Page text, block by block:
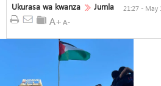
Ukurasa wa kwanza Jumla 21:27 - May